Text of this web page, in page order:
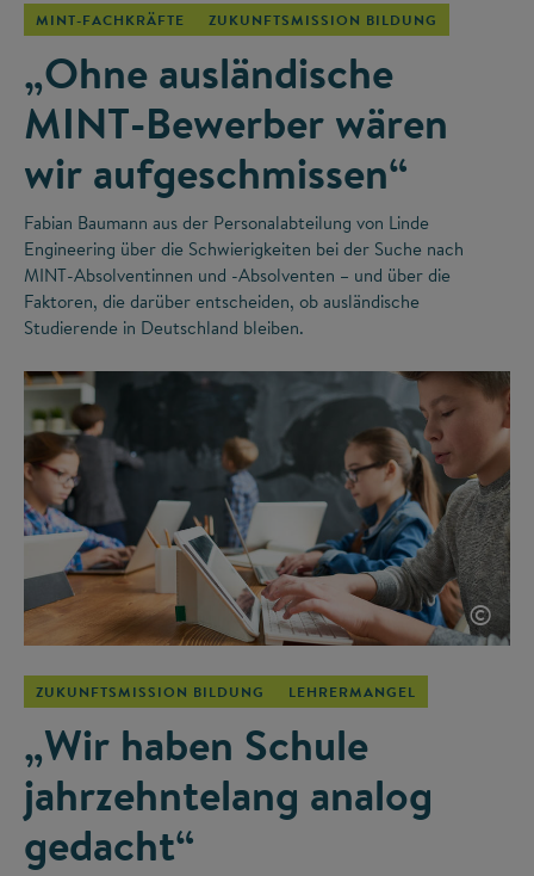
MINT-FACHKRÄFTE ZUKUNFTSMISSION BILDUNG
„Ohne ausländische
MINT-Bewerber wären
wir aufgeschmissen“
Fabian Baumann aus der Personalabteilung von Linde
Engineering über die Schwierigkeiten bei der Suche nach
MINT-Absolventinnen und -Absolventen – und über die
Faktoren, die darüber entscheiden, ob ausländische
Studierende in Deutschland bleiben.
©
ZUKUNFTSMISSION BILDUNG LEHRERMANGEL
„Wir haben Schule
jahrzehntelang analog
gedacht“